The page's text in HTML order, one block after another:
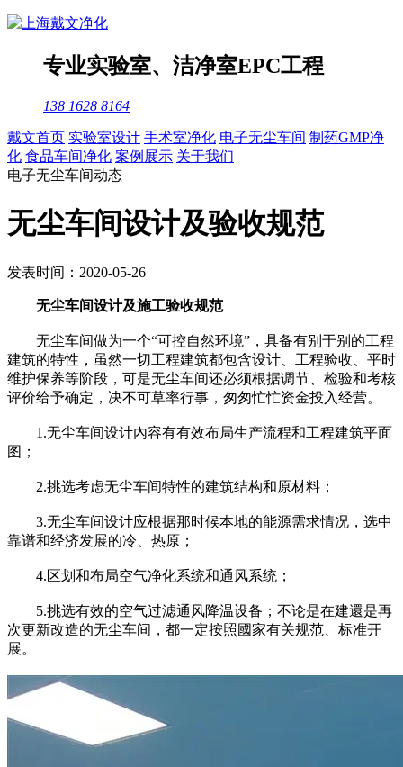
专业实验室、 洁净室EPC工程
138 1628 8164
戴文首页 实验室设计 手术室净化 电子无尘车间 制药GMP净
化 食品车间净化 案例展示 关于我们
电子无尘车间动态
无尘车间设计及验收规范
发表时间：2020-05-26
无尘车间设计及施工验收规范
无尘车间做为一个“可控自然环境”，具备有别于别的工程
建筑的特性，虽然一切工程建筑都包含设计、工程验收、平时
维护保养等阶段，可是无尘车间还必须根据调节、检验和考核
评价给予确定，决不可草率行事，匆匆忙忙资金投入经营。
1.无尘车间设计內容有有效布局生产流程和工程建筑平面
图；
2.挑选考虑无尘车间特性的建筑结构和原材料；
3.无尘车间设计应根据那时候本地的能源需求情况，选中
靠谱和经济发展的冷、热原；
4.区划和布局空气净化系统和通风系统；
5.挑选有效的空气过滤通风降温设备；不论是在建還是再
次更新改造的无尘车间，都一定按照國家有关规范、标准开
展。